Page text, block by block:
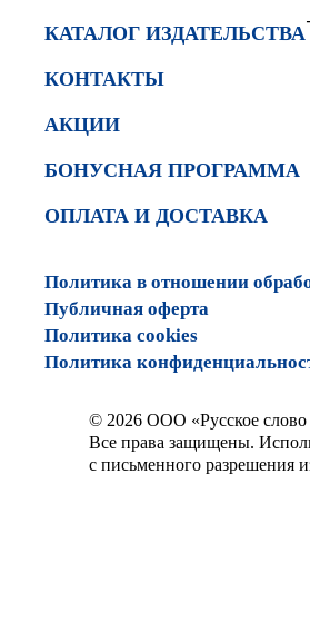
КАТАЛОГ ИЗДАТЕЛЬСТВА
КОНТАКТЫ
АКЦИИ
БОНУСНАЯ ПРОГРАММА
ОПЛАТА И ДОСТАВКА
Политика в отношении
Публичная оферта
Политика cookies
Политика
© 2026 ООО «Русское
Все права защищены.
с письменного разрешения